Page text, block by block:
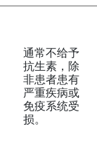
通常不给予
抗生素，除
非患者患有
严重疾病或
免疫系统受
损。